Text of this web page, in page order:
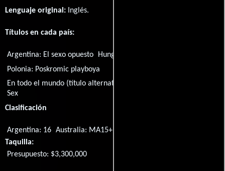
Lenguaje original: Inglés.
Títulos en cada país:
Argentina: El sexo opuesto Hungría:
Polonia: Poskromic playboya
En todo el mundo (título alternativo) (Título Ingl:
Sex
Clasificación
Argentina: 16 Australia: MA15+
Taquilla:
Presupuesto: $3,300,000